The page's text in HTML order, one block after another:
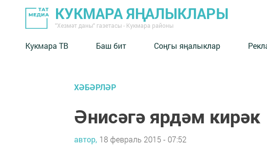
КУКМАРА ЯҢАЛЫКЛАРЫ
"Хезмәт даны" газетасы - Кукмара районы
Кукмара ТВ Баш бит Соңгы яңалыклар
ХӘБӘРЛӘР
Әнисәгә ярдәм кирәк
автор, 18 февраль 2015 - 07:52